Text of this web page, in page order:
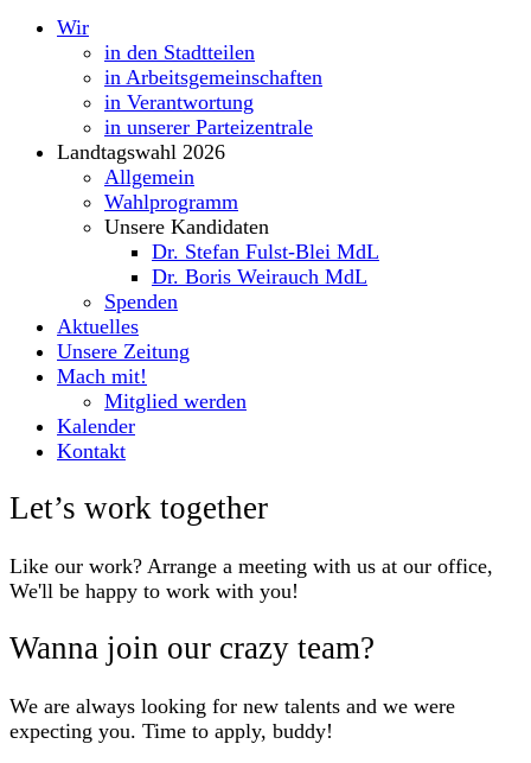
Wir
in den Stadtteilen
in Arbeitsgemeinschaften
in Verantwortung
in unserer Parteizentrale
Landtagswahl 2026
Allgemein
Wahlprogramm
Unsere Kandidaten
Dr. Stefan Fulst-Blei MdL
Dr. Boris Weirauch MdL
Spenden
Aktuelles
Unsere Zeitung
Mach mit!
Mitglied werden
Kalender
Kontakt
Let’s work together
Like our work? Arrange a meeting with us at our office,
We'll be happy to work with you!
Wanna join our crazy team?
We are always looking for new talents and we were
expecting you. Time to apply, buddy!